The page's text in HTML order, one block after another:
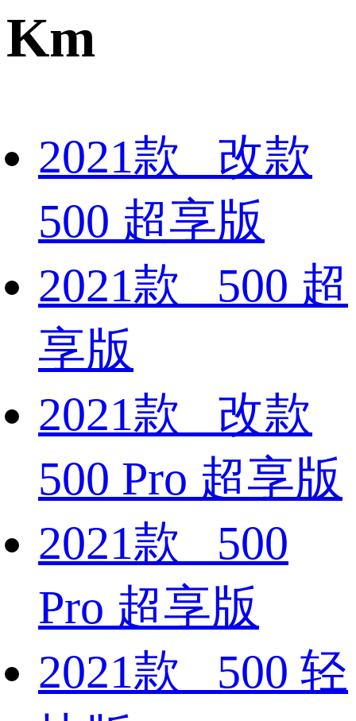
Km
2021款 改款
500 超享版
2021款 500 超
享版
2021款 改款
500 Pro 超享版
2021款 500
Pro 超享版
2021款 500 轻